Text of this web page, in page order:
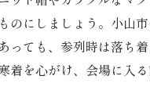
のにしましょう。小山
っても、参列時は落ち
着を心がけ、会場に入